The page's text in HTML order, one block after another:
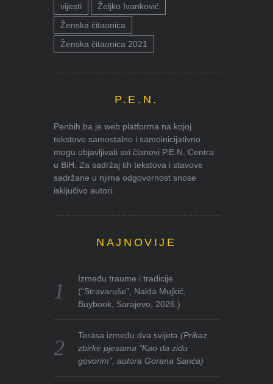
vijesti
Željko Ivanković
Ženska čitaonica
Ženska čitaonica 2021
P.E.N.
Penbih.ba je web platforma na kojoj
tekstove samostalno i samoinicijativno
mogu objavljivati svi članovi P.E.N. Centra
u BiH. Za sadržaj tih tekstova i stavove
sadržane u njima odgovornost snose
isključivo autori.
NAJNOVIJE
Između traume i tradicije
(“Stravaruše”, Naida Mujkić,
Buybook, Sarajevo, 2026.)
Terasa između dva svijeta(Prikaz
zbirke pjesama “Kao da zidu
govorim”, autora Gorana Sarića)